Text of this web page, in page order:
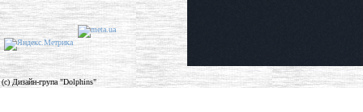
(c) Дизайн-група "Dolphins"